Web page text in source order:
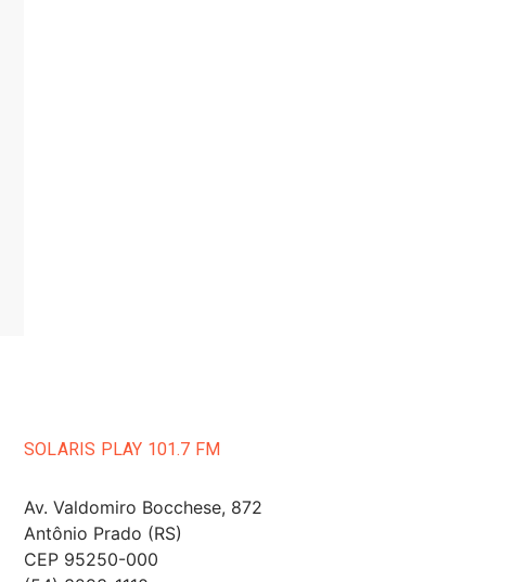
SOLARIS PLAY 101.7 FM
Av. Valdomiro Bocchese, 872
Antônio Prado (RS)
CEP 95250-000